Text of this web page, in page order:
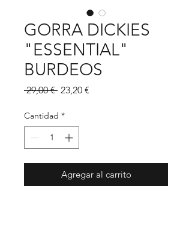
GORRA DICKIES
"ESSENTIAL"
BURDEOS
29,00 € Precio
23,20 €
Cantidad *
Agregar al carrito